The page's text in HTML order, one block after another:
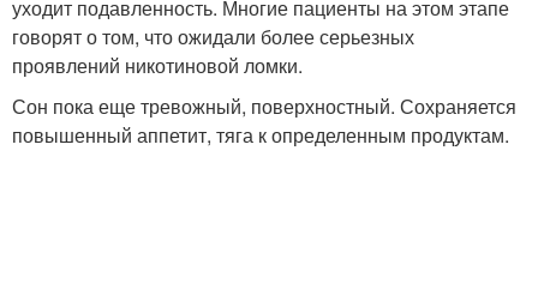
уходит подавленность. Многие пациенты на этом этапе
говорят о том, что ожидали более серьезных
проявлений никотиновой ломки.
Сон пока еще тревожный, поверхностный. Сохраняется
повышенный аппетит, тяга к определенным продуктам.